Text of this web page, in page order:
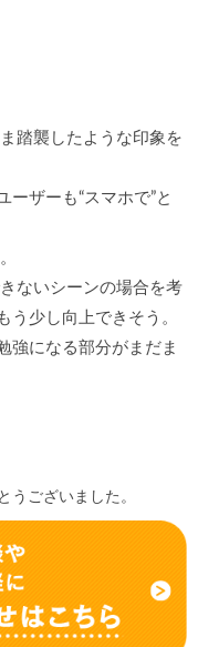
踏襲したような印象を
ザーも“スマホで”と
ないシーンの場合を考
う少し向上できそう。
強になる部分がまだま
うございました。